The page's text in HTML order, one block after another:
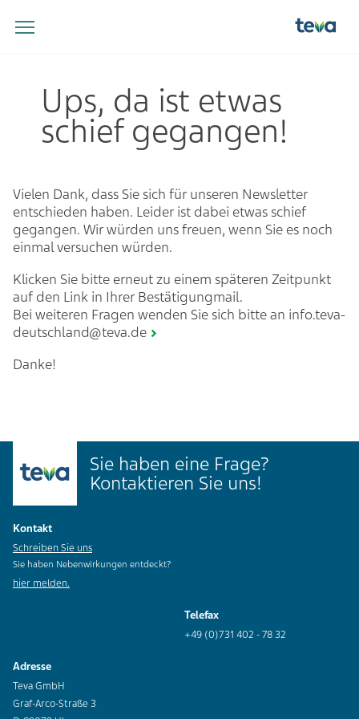
Ups, da ist etwas
schief gegangen!
Vielen Dank, dass Sie sich für unseren Newsletter
entschieden haben. Leider ist dabei etwas schief
gegangen. Wir würden uns freuen, wenn Sie es noch
einmal versuchen würden.
Klicken Sie bitte erneut zu einem späteren Zeitpunkt
auf den Link in Ihrer Bestätigungmail.
Bei weiteren Fragen wenden Sie sich bitte an info.teva-
deutschland@teva.de
Danke!
Sie haben eine Frage?
Kontaktieren Sie uns!
Kontakt
Schreiben Sie uns
Sie haben Nebenwirkungen entdeckt?
hier melden.
Telefax
+49 (0)731 402 - 78 32
Adresse
Teva GmbH
Graf-Arco-Straße 3